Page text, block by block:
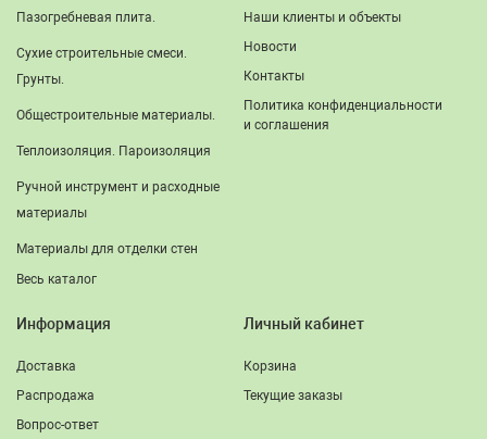
Пазогребневая плита.
Сухие строительные смеси.
Грунты.
Общестроительные материалы.
Теплоизоляция. Пароизоляция
Ручной инструмент и расходные
материалы
Материалы для отделки стен
Весь каталог
Наши клиенты и объекты
Новости
Контакты
Политика конфиденциальности
и соглашения
Информация
Доставка
Распродажа
Вопрос-ответ
Личный кабинет
Корзина
Текущие заказы